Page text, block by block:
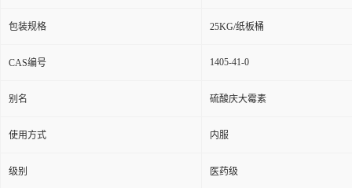
包装规格 25KG/纸板桶
CAS编号 1405-41-0
别名 硫酸庆大霉素
使用方式 内服
级别 医药级